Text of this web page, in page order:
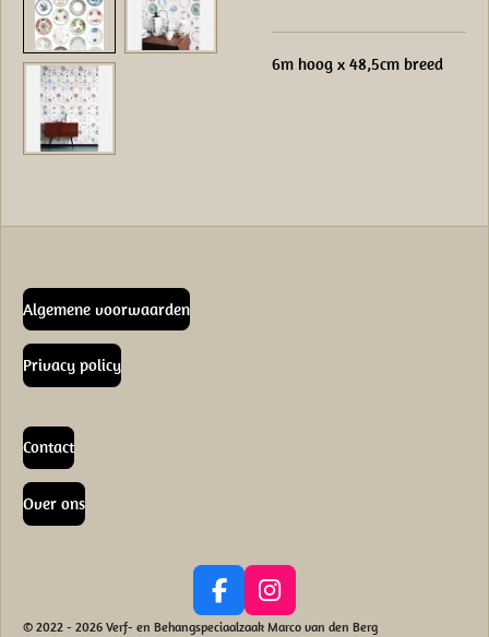
6m hoog x 48,5cm breed
Algemene voorwaarden
Privacy policy
Contact
Over ons
F
a
I
n
© 2022 - 2026 Verf- en Behangspeciaalzaak Marco van den Berg